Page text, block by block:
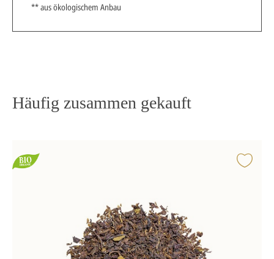
** aus ökologischem Anbau
Häufig zusammen gekauft